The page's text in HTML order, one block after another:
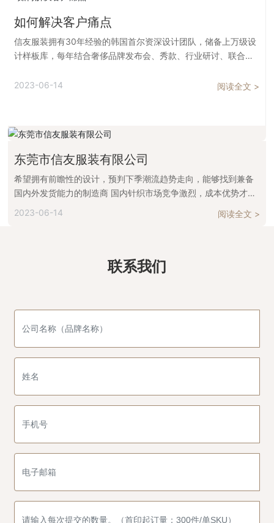
如何解决客户痛点
信友服装拥有30年经验的韩国首尔资深设计团队，储备上万级设
计样板库，每年结合奢侈品牌发布会、秀款、行业研讨、联合设
端”“新锐”“时尚”“潮流”等元素的设计需求，能够根据中国，日韩，
服饰（Knitwear）
2023-06-14 阅读全文 >
东莞市信友服装有限公司
希望拥有前瞻性的设计，预判下季潮流趋势走向，能够找到兼备
国内外发货能力的制造商 国内针织市场竞争激烈，成本优势才是
良制作工艺没有机会用到，产品没有优势 下游客户对于品质要求
亏本 很难找到稳定供应的合作伙伴，渴求业务上的稳定性、连续
性，以保证自身企业的可持续发展
2023-06-14 阅读全文 >
联系我们